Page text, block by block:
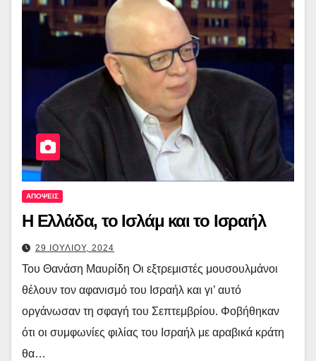
ΑΠΟΨΕΙΣ
Η Ελλάδα, το Ισλάμ και το Ισραήλ
29 ΙΟΥΛΙΟΥ, 2024
Του Θανάση Μαυρίδη Οι εξτρεμιστές μουσουλμάνοι
θέλουν τον αφανισμό του Ισραήλ και γι’ αυτό
οργάνωσαν τη σφαγή του Σεπτεμβρίου. Φοβήθηκαν
ότι οι συμφωνίες φιλίας του Ισραήλ με αραβικά κράτη
θα…